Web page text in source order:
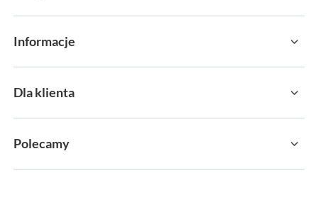
Informacje
Dla klienta
Polecamy